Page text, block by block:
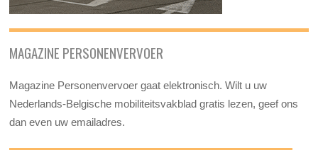
MAGAZINE PERSONENVERVOER
Magazine Personenvervoer gaat elektronisch. Wilt u uw
Nederlands-Belgische mobiliteitsvakblad gratis lezen, geef ons
dan even uw emailadres.